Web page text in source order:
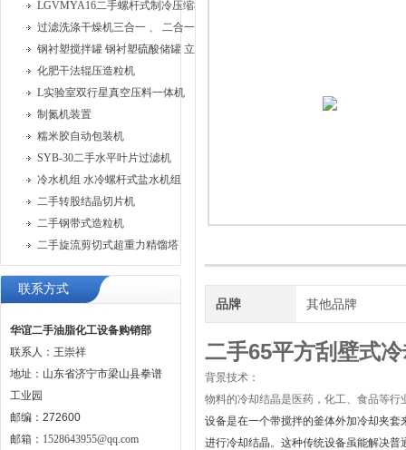
LGVMYA16二手螺杆式制冷压缩机组
过滤洗涤干燥机三合一 、 二合一过滤洗涤机
钢衬塑搅拌罐 钢衬塑硫酸储罐 立式钢衬塑储罐
化肥干法辊压造粒机
L实验室双行星真空压料一体机
制氮机装置
糯米胶自动包装机
SYB-30二手水平叶片过滤机
冷水机组 水冷螺杆式盐水机组
二手转股结晶切片机
二手钢带式造粒机
二手旋流剪切式超重力精馏塔
联系方式
华谊二手油脂化工设备购销部
联系人：王崇祥
地址：山东省济宁市梁山县拳谱
工业园
邮编：272600
邮箱： 1528643955@qq.com
品牌 其他品牌
二手65平方刮壁式
背景技术：
物料的冷却结晶是医药，化工、食品等
设备是在一个带搅拌的釜体外加冷却夹
进行冷却结晶。这种传统设备虽能解决